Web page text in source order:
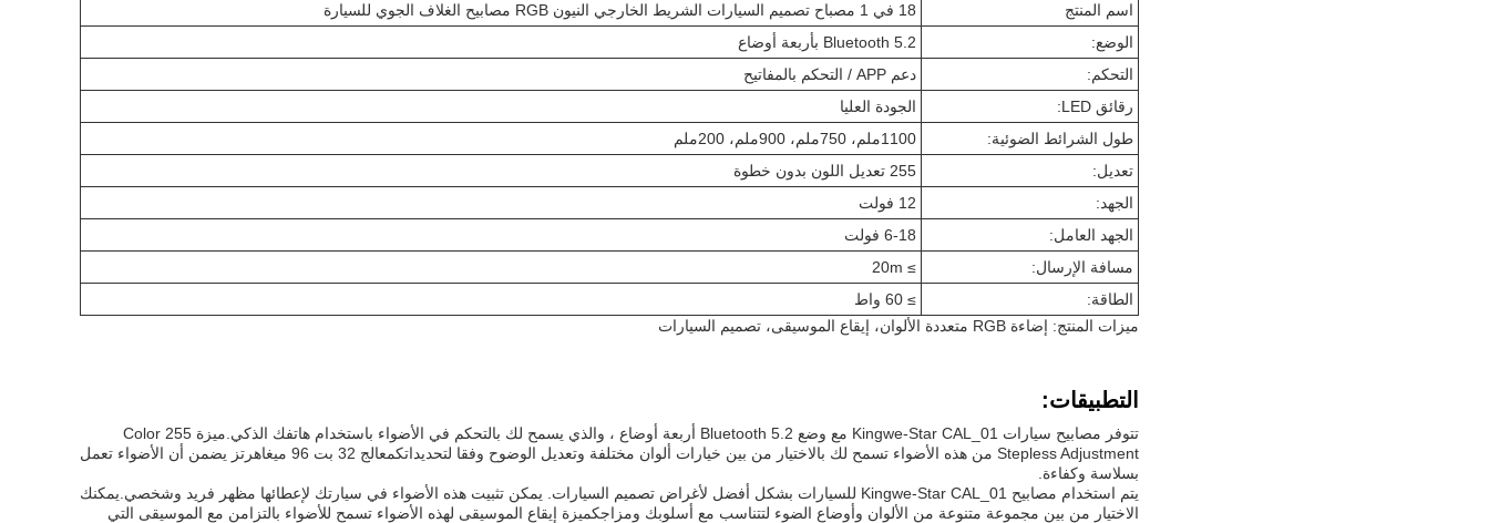
اسم المنتج
18 في 1 مصباح تصميم السيارات الشريط الخارجي النيون RGB مصابيح الغلاف الجوي للسيارة
الوضع:
5.2 Bluetooth بأربعة أوضاع
التحكم:
دعم APP / التحكم بالمفاتيح
رقائق LED:
الجودة العليا
طول الشرائط الضوئية:
1100ملم، 750ملم، 900ملم، 200ملم
تعديل:
255 تعديل اللون بدون خطوة
الجهد:
12 فولت
الجهد العامل:
6-18 فولت
مسافة الإرسال:
≥ 20m
الطاقة:
≥ 60 واط
ميزات المنتج: إضاءة RGB متعددة الألوان، إيقاع الموسيقى، تصميم السيارات
التطبيقات:
تتوفر مصابيح سيارات Kingwe-Star CAL_01 مع وضع Bluetooth 5.2 أربعة أوضاع ، والذي يسمح لك بالتحكم في الأضواء باستخدام هاتفك الذكي.ميزة 255 Color
Stepless Adjustment من هذه الأضواء تسمح لك بالاختيار من بين خيارات ألوان مختلفة وتعديل الوضوح وفقا لتحديداتكمعالج 32 بت 96 ميغاهرتز يضمن أن الأضواء تعمل
بسلاسة وكفاءة.
يتم استخدام مصابيح Kingwe-Star CAL_01 للسيارات بشكل أفضل لأغراض تصميم السيارات. يمكن تثبيت هذه الأضواء في سيارتك لإعطائها مظهر فريد وشخصي.يمكنك
الاختيار من بين مجموعة متنوعة من الألوان وأوضاع الضوء لتتناسب مع أسلوبك ومزاجكميزة إيقاع الموسيقى لهذه الأضواء تسمح للأضواء بالتزامن مع الموسيقى التي